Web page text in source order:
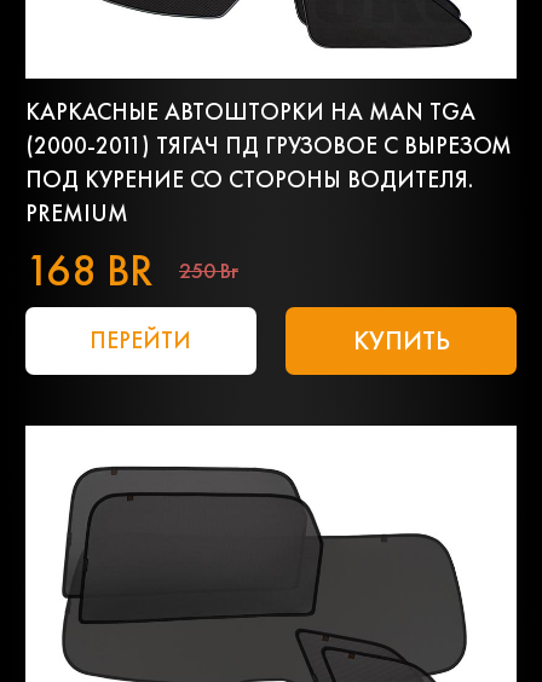
КАРКАСНЫЕ АВТОШТОРКИ НА MAN TGA
(2000-2011) ТЯГАЧ ПД ГРУЗОВОЕ С ВЫРЕЗОМ
ПОД КУРЕНИЕ СО СТОРОНЫ ВОДИТЕЛЯ.
PREMIUM
168 BR 250 Br
ПЕРЕЙТИ КУПИТЬ